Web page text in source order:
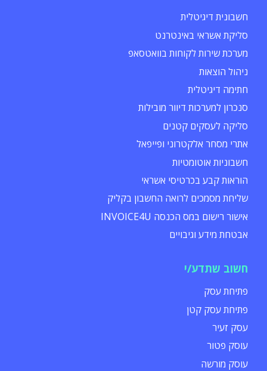
חשבונית דיגיטלית
סליקת אשראי באינטרנט
מערכת שירות לקוחות בוואטסאפ
ניהול הוצאות
חתימה דיגיטלית
סנכרון למערכות דיוור מובילות
סליקה לעסקים קטנים
אתרי מסחר אלקטרוני ופייפאל
חשבוניות אוטומטיות
הוראות קבע בכרטיסי אשראי
שליחת מסמכים לרואה החשבון בקליק
אישור רישום במס הכנסה INVOICE4U
אבטחת מידע וגיבויים
חשוב שתדע/י
פתיחת עסק
פתיחת עסק קטן
עסק זעיר
עוסק פטור
עוסק מורשה